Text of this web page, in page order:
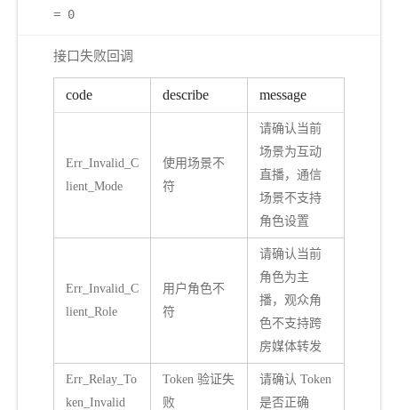
= 0
接口失败回调
code describe message
Err_Invalid_C
lient_Mode
使用场景不
符
请确认当前
场景为互动
直播，通信
场景不支持
角色设置
Err_Invalid_C
lient_Role
用户角色不
符
请确认当前
角色为主
播，观众角
色不支持跨
房媒体转发
Err_Relay_To
ken_Invalid
Token 验证失
败
请确认 Token
是否正确